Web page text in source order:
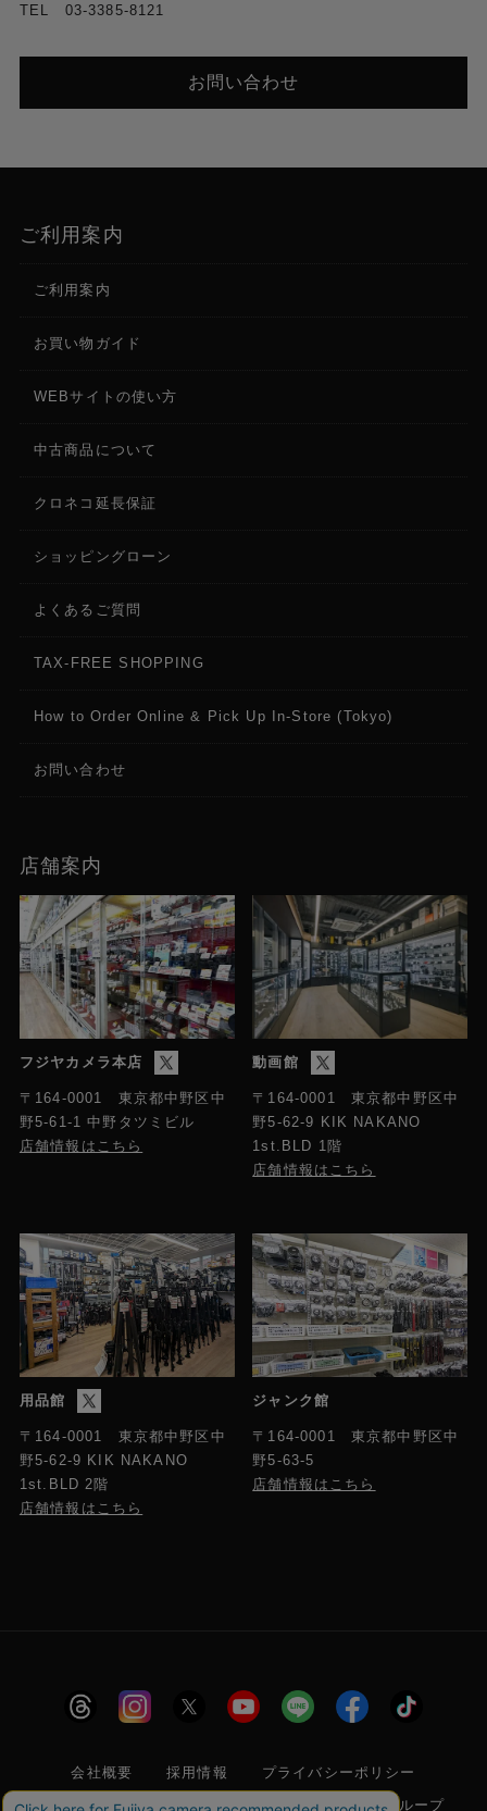
TEL 03-3385-8121
お問い合わせ
ご利用案内
ご利用案内
お買い物ガイド
WEBサイトの使い方
中古商品について
クロネコ延長保証
ショッピングローン
よくあるご質問
TAX-FREE SHOPPING
How to Order Online & Pick Up In-Store (Tokyo)
お問い合わせ
店舗案内
フジヤカメラ本店
〒164-0001 東京都中野区中
野5-61-1 中野タツミビル
店舗情報はこちら
動画館
〒164-0001 東京都中野区中
野5-62-9 KIK NAKANO
1st.BLD 1階
店舗情報はこちら
用品館
〒164-0001 東京都中野区中
野5-62-9 KIK NAKANO
1st.BLD 2階
店舗情報はこちら
ジャンク館
〒164-0001 東京都中野区中
野5-63-5
店舗情報はこちら
会社概要 採用情報
プライバシーポリシー
特定商取引に関する法律に基づく表示
フジヤグループ